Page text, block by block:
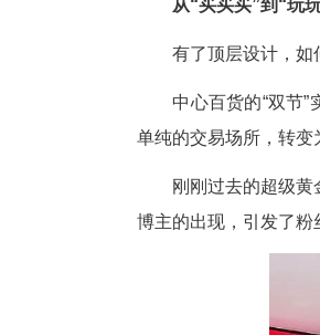
“消费市场年
答题的方式，